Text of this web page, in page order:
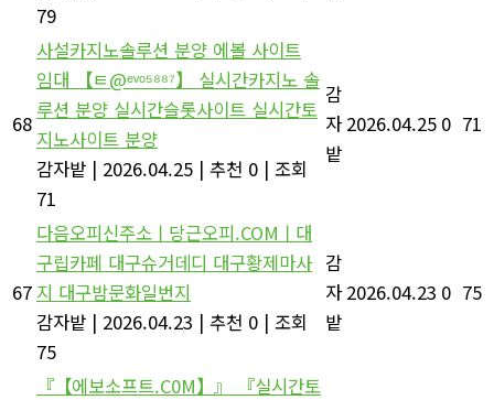
79
68
사설카지노솔루션 분양 에볼 사이트
임대 【ㅌ@ᵉᵛᵒ⁵⁸⁸⁷】 실시간카지노 솔
루션 분양 실시간슬롯사이트 실시간토
지노사이트 분양
감자밭 | 2026.04.25 | 추천 0 | 조회
71
감
자
밭
2026.04.25 0 71
67
다음오피신주소ㅣ당근오피.COMㅣ대
구립카페 대구슈거데디 대구황제마사
지 대구밤문화일번지
감자밭 | 2026.04.23 | 추천 0 | 조회
75
감
자
밭
2026.04.23 0 75
『【에보소프트.C0M】』 『실시간토